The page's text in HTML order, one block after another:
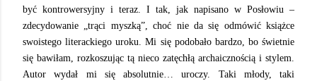
być kontrowersyjny i teraz. I tak, jak napisano w Posłowiu –
zdecydowanie „trąci myszką”, choć nie da się odmówić książce
swoistego literackiego uroku. Mi się podobało bardzo, bo świetnie
się bawiłam, rozkoszując tą nieco zatęchłą archaicznością i stylem.
Autor wydał mi się absolutnie… uroczy. Taki młody, taki